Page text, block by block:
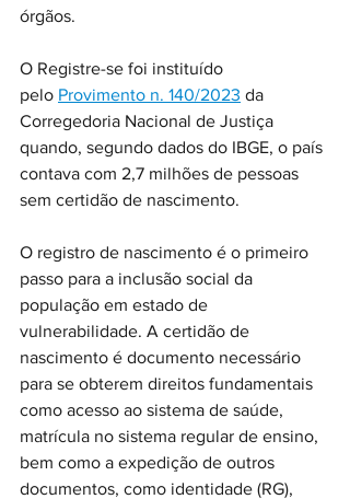
órgãos.
O Registre-se foi instituído
pelo Provimento n. 140/2023 da
Corregedoria Nacional de Justiça
quando, segundo dados do IBGE, o país
contava com 2,7 milhões de pessoas
sem certidão de nascimento.
O registro de nascimento é o primeiro
passo para a inclusão social da
população em estado de
vulnerabilidade. A certidão de
nascimento é documento necessário
para se obterem direitos fundamentais
como acesso ao sistema de saúde,
matrícula no sistema regular de ensino,
bem como a expedição de outros
documentos, como identidade (RG),